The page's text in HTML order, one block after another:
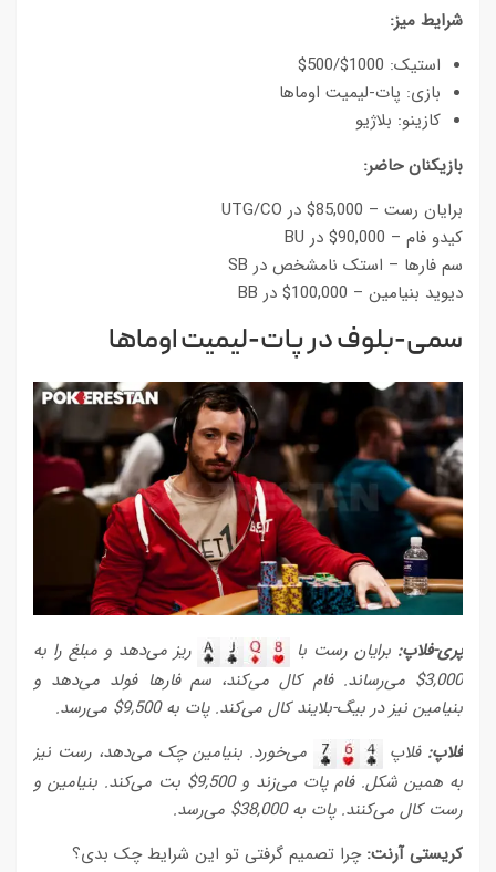
شرایط میز:
استیک: 1000$/500$
بازی: پات-لیمیت اوماها
کازینو: بلاژیو
بازیکنان حاضر:
برایان رست – 85,000$ در UTG/CO
کیدو فام – 90,000$ در BU
سم فارها – استک نامشخص در SB
دیوید بنیامین – 100,000$ در BB
سمی-بلوف در پات-لیمیت اوماها
پری-فلاپ: برایان رست با
ریز می‌دهد و مبلغ را به
3,000$ می‌رساند. فام کال می‌کند، سم فارها فولد می‌دهد و
بنیامین نیز در بیگ-بلایند کال می‌کند. پات به 9,500$ می‌رسد.
فلاپ: فلاپ
می‌خورد. بنیامین چک می‌دهد، رست نیز
به همین شکل. فام پات می‌زند و 9,500$ بت می‌کند. بنیامین و
رست کال می‌کنند. پات به 38,000$ می‌رسد.
کریستی آرنت: چرا تصمیم گرفتی تو این شرایط چک بدی؟